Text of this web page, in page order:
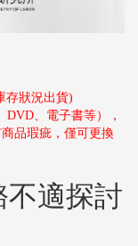
存狀況出貨)
、電子書等），
品瑕疵，僅可更換
適探討